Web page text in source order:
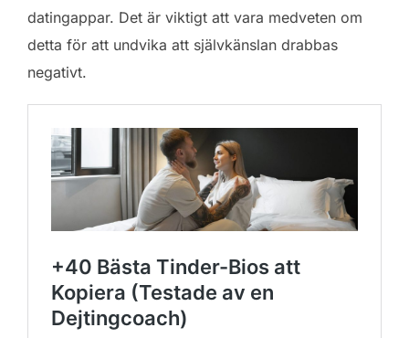
datingappar. Det är viktigt att vara medveten om
detta för att undvika att självkänslan drabbas
negativt.